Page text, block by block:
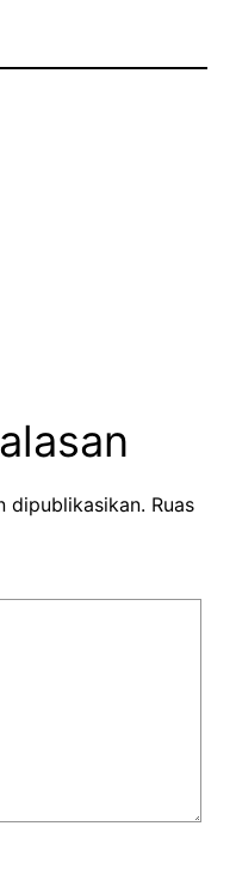
dipublikasikan. Ruas